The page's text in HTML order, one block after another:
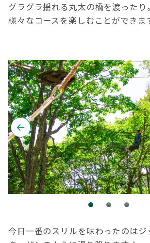
グラグラ揺れる丸太の橋を渡ったり。
様々なコースを楽しむことができま
今日一番のスリルを味わったのはジ